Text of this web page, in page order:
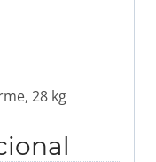
28 kg